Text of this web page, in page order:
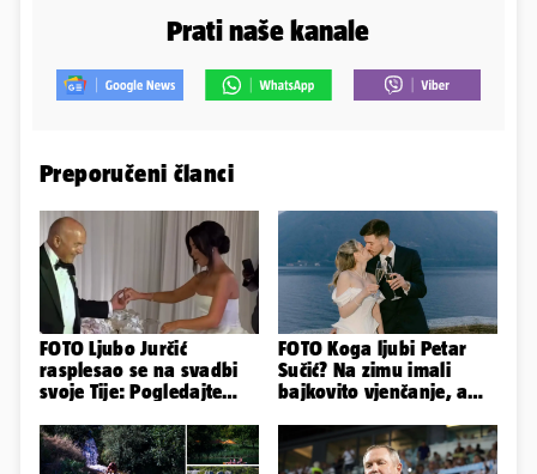
Prati naše kanale
Preporučeni članci
FOTO Ljubo Jurčić
rasplesao se na svadbi
svoje Tije: Pogledajte
vjenčanje...
FOTO Koga ljubi Petar
Sučić? Na zimu imali
bajkovito vjenčanje, a
sin!